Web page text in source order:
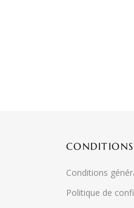
CONDITIONS
Conditions
Politique de